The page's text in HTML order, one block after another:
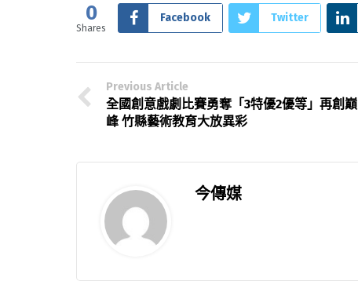
0
Shares
Facebook Twitter
Previous Article
全國創意戲劇比賽勇奪「3特優2優等」再創巔
峰 竹縣藝術教育大放異彩
今傳媒